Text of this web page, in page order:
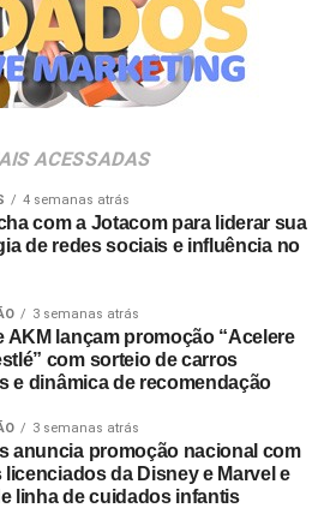
mantém a assinatura “Brasil na
na valorização da cultura nacional,
carioca.
com lote inicial a partir
atualizações e atrações do
nos canais oficiais do camarote
ACESSADAS
4 semanas atrás
com a Jotacom para liderar sua
de redes sociais e influência no
3 semanas atrás
AKM lançam promoção “Acelere
com sorteio de carros
e dinâmica de recomendação
3 semanas atrás
anuncia promoção nacional com
licenciados da Disney e Marvel e
linha de cuidados infantis